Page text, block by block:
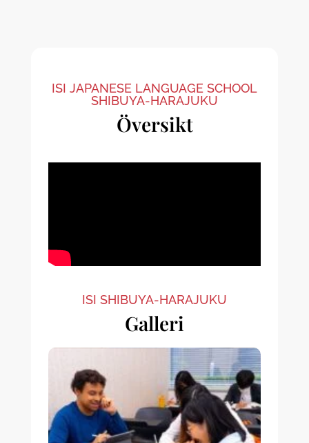
ISI JAPANESE LANGUAGE SCHOOL
SHIBUYA-HARAJUKU
Översikt
ISI SHIBUYA-HARAJUKU
Galleri